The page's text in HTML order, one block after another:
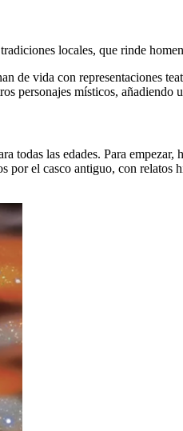
locales, que rinde
de vida con representaciones
personajes místicos, añadiendo
todas las edades. Para
el casco antiguo, con relatos